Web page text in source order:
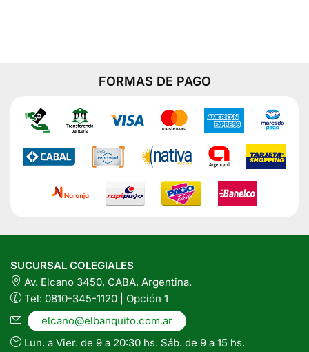
FORMAS DE PAGO
SUCURSAL COLEGIALES
Av. Elcano 3450, CABA, Argentina.
Tel: 0810-345-1120 | Opción 1
elcano@elbanquito.com.ar
Lun. a Vier. de 9 a 20:30 hs. Sáb. de 9 a 15 hs.